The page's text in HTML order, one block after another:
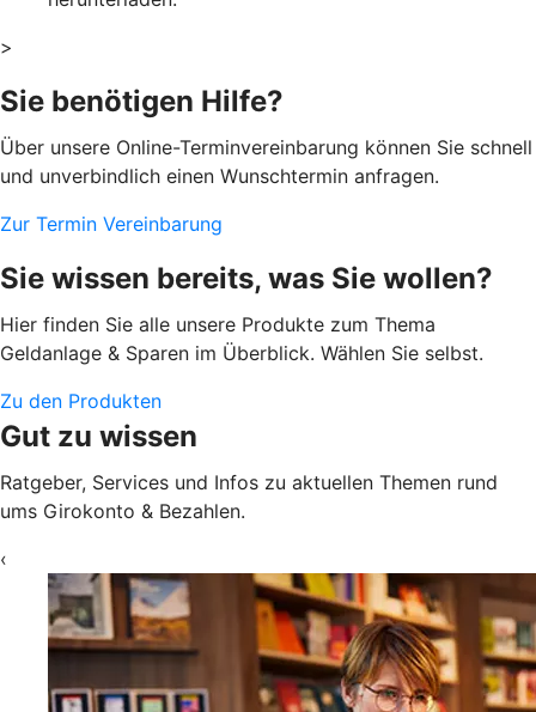
>
Sie benötigen Hilfe?
Über unsere Online-Terminvereinbarung können Sie schnell
und unverbindlich einen Wunschtermin anfragen.
Zur Termin Vereinbarung
Sie wissen bereits, was Sie wollen?
Hier finden Sie alle unsere Produkte zum Thema
Geldanlage & Sparen im Überblick. Wählen Sie selbst.
Zu den Produkten
Gut zu wissen
Ratgeber, Services und Infos zu aktuellen Themen rund
ums Girokonto & Bezahlen.
‹